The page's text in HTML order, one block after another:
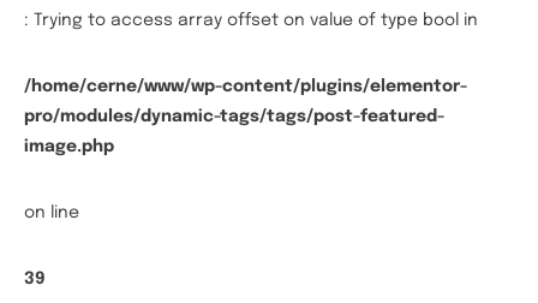
: Trying to access array offset on value of type bool in
/home/cerne/www/wp-content/plugins/elementor-
pro/modules/dynamic-tags/tags/post-featured-
image.php
on line
39